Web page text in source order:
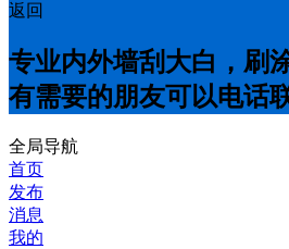
返回
专业内外墙刮大白，刷
有需要的朋友可以电话
全局导航
首页
发布
消息
我的